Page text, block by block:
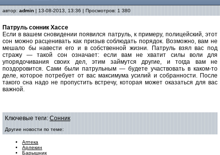
автор: admin | 13-08-2013, 13:36 | Просмотров: 1 380
Патруль cонник Хассе
Если в вашем сновидении появился патруль, к примеру, полицейский, этот
сон можно расценивать как призыв соблюдать порядок. Возможно, вам не
мешало бы навести его и в собственной жизни. Патруль взял вас под
стражу — такой сон означает: если вам не хватит силы воли для
упорядочивания своих дел, этим займутся другие, и тогда вам не
поздоровится. Сами были патрульным — будете участвовать в каком-то
деле, которое потребует от вас максимума усилий и собранности. После
такого сна надо не пропустить встречу, которая может оказаться для вас
важной.
Ключевые теги: Сонник
Другие новости по теме:
Аптека
Арлекин
Барышник